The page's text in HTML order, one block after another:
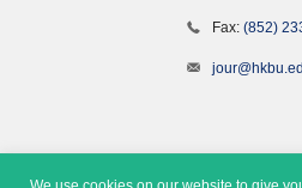
Fax: (852)